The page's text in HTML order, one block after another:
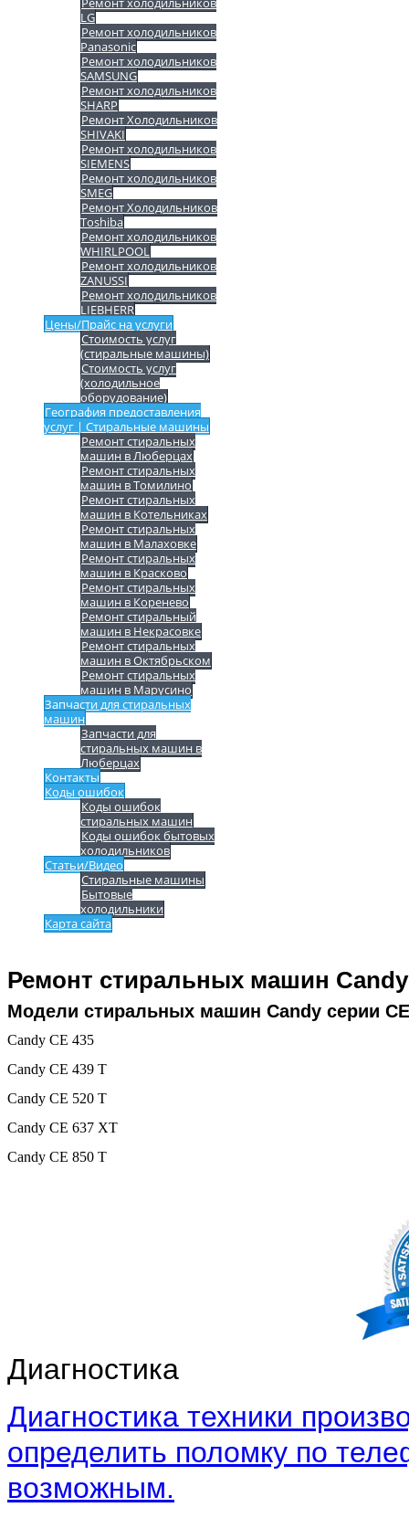
LG
Ремонт холодильников
Panasonic
Ремонт холодильников
SAMSUNG
Ремонт холодильников
SHARP
Ремонт Холодильников
SHIVAKI
Ремонт холодильников
SIEMENS
Ремонт холодильников
SMEG
Ремонт Холодильников
Toshiba
Ремонт холодильников
WHIRLPOOL
Ремонт холодильников
ZANUSSI
Ремонт холодильников
LIEBHERR
Цены/Прайс на услуги
Стоимость услуг
(стиральные машины)
Стоимость услуг
(холодильное
оборудование)
География предоставления
услуг | Стиральные машины
Ремонт стиральных
машин в Люберцах
Ремонт стиральных
машин в Томилино
Ремонт стиральных
машин в Котельниках
Ремонт стиральных
машин в Малаховке
Ремонт стиральных
машин в Красково
Ремонт стиральных
машин в Коренево
Ремонт стиральный
машин в Некрасовке
Ремонт стиральных
машин в Октябрьском
Ремонт стиральных
машин в Марусино
Запчасти для стиральных
машин
Запчасти для
стиральных машин в
Люберцах
Контакты
Коды ошибок
Коды ошибок
стиральных машин
Коды ошибок бытовых
холодильников
Статьи/Видео
Стиральные машины
Бытовые
холодильники
Карта сайта
Ремонт стиральных машин
Модели стиральных машин Candy серии CE
Candy CE 435
Candy CE 439 T
Candy CE 520 T
Candy CE 637 XT
Candy CE 850 T
Диагностика
Диагностика техники
определить поломку по
возможным.